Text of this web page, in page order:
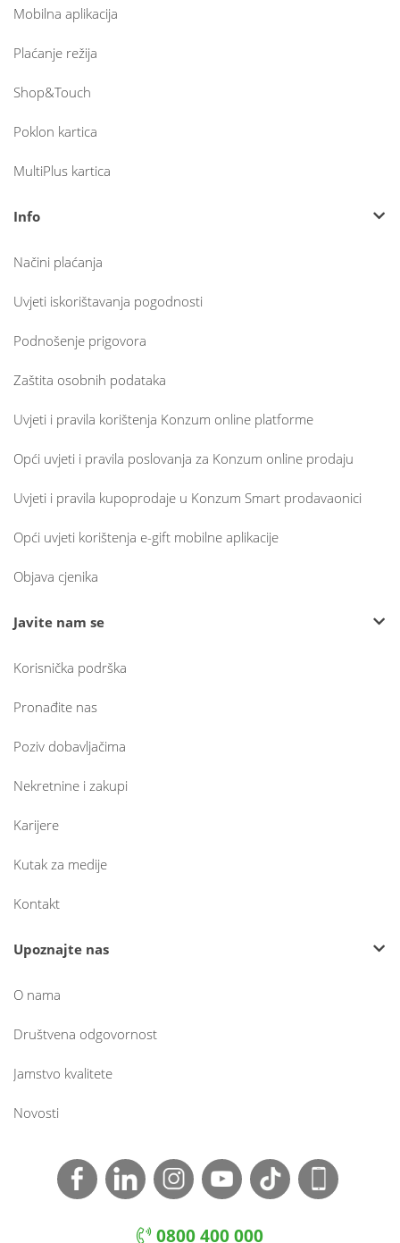
Mobilna aplikacija
Plaćanje režija
Shop&Touch
Poklon kartica
MultiPlus kartica
Info
Načini plaćanja
Uvjeti iskorištavanja pogodnosti
Podnošenje prigovora
Zaštita osobnih podataka
Uvjeti i pravila korištenja Konzum online platforme
Opći uvjeti i pravila poslovanja za Konzum online prodaju
Uvjeti i pravila kupoprodaje u Konzum Smart prodavaonici
Opći uvjeti korištenja e-gift mobilne aplikacije
Objava cjenika
Javite nam se
Korisnička podrška
Pronađite nas
Poziv dobavljačima
Nekretnine i zakupi
Karijere
Kutak za medije
Kontakt
Upoznajte nas
O nama
Društvena odgovornost
Jamstvo kvalitete
Novosti
0800 400 000